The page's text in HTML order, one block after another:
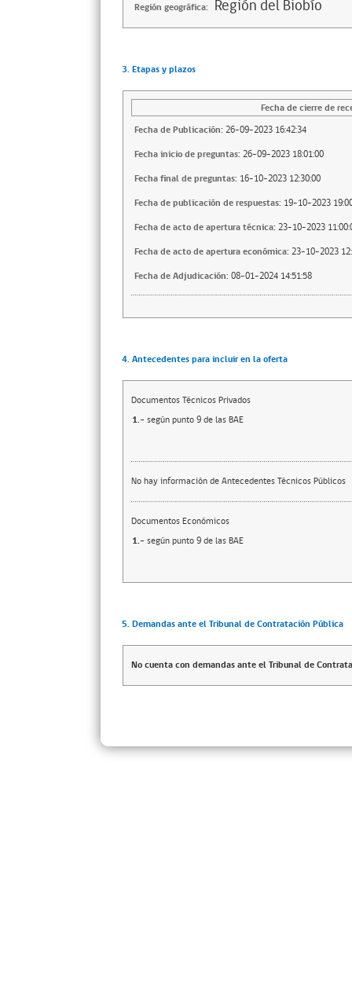
Región geográfica: Región del Biobío
3. Etapas y plazos
Fecha de cierre de
Fecha de Publicación: 26-09-2023 16:42:34
Fecha inicio de preguntas: 26-09-2023 18:01:00
Fecha final de preguntas: 16-10-2023 12:30:00
Fecha de publicación de respuestas: 19-10-2023
Fecha de acto de apertura técnica: 23-10-2023
Fecha de acto de apertura económica: 23-10-2023
Fecha de Adjudicación: 08-01-2024 14:51:58
4. Antecedentes para incluir en la oferta
Documentos Técnicos Privados
1.- según punto 9 de las BAE
No hay información de Antecedentes Técnicos Públicos
Documentos Económicos
1.- según punto 9 de las BAE
5. Demandas ante el Tribunal de Contratación Pública
No cuenta con demandas ante el Tribunal de